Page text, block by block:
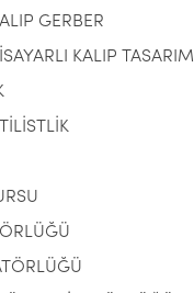
GERBER
KALIP TASARIMI